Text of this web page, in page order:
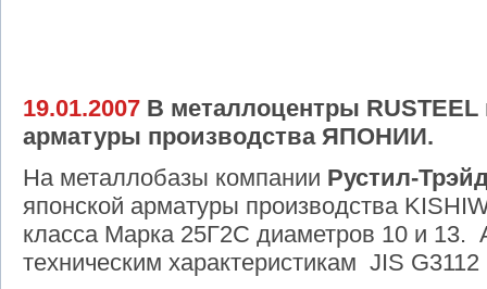
19.01.2007 В металлоцентры RUSTEEL
арматуры производства ЯПОНИИ.
На металлобазы компании Рустил-
японской арматуры производства
класса Марка 25Г2С диаметров 10 и 13.
техническим характеристикам JIS G3112